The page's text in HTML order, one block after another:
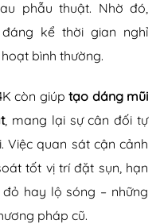
phẫu thuật. Nhờ đó,
kể thời gian nghỉ
bình thường.
còn giúp tạo dáng mũi
, mang lại sự cân đối tự
Việc quan sát cận cảnh
tốt vị trí đặt sụn, hạn
hay lộ sóng – những
pháp cũ.